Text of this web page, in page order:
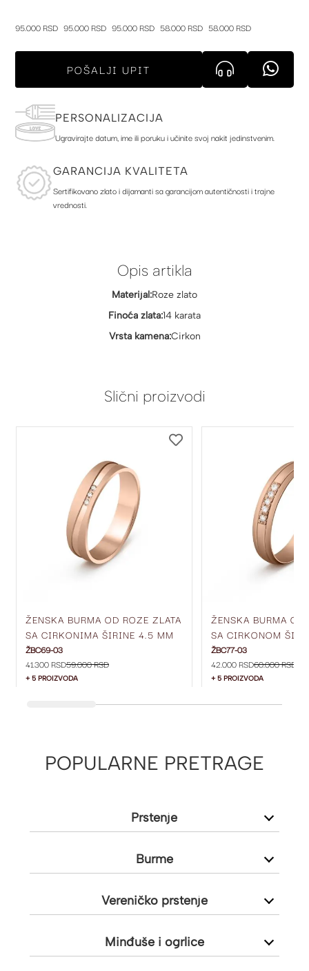
95.000 RSD 95.000 RSD 95.000 RSD 58.000 RSD 58.000 RSD
POŠALJI UPIT
PERSONALIZACIJA
Ugravirajte datum, ime ili poruku i učinite svoj nakit jedinstvenim.
GARANCIJA KVALITETA
Sertifikovano zlato i dijamanti sa garancijom autentičnosti i trajne
vrednosti.
Opis artikla
Materijal:Roze zlato
Finoća zlata:14 karata
Vrsta kamena:Cirkon
Slični proizvodi
ŽENSKA BURMA OD ROZE ZLATA
SA CIRKONIMA ŠIRINE 4.5 MM
ŽBC69-03
ŽBC69-03
41.300 RSD59.000 RSD
+ 5 PROIZVODA
ŽENSKA BURMA OD
SA CIRKONOM
ŽBC77-03
ŽBC77-03
42.000 RSD60.000 RSD
+ 5 PROIZVODA
POPULARNE PRETRAGE
Prstenje
Burme
Vereničko prstenje
Minđuše i ogrlice